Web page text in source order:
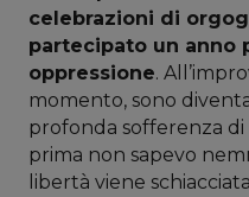
celebrazioni di
partecipato un anno
oppressione.
momento, sono
profonda sofferenza di
prima non sapevo
libertà viene